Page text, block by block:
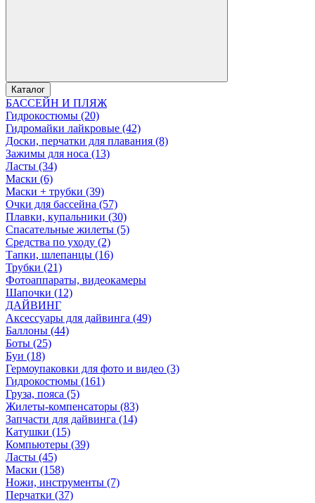
Каталог
БАССЕЙН И ПЛЯЖ
Гидрокостюмы (20)
Гидромайки лайкровые (42)
Доски, перчатки для плавания (8)
Зажимы для носа (13)
Ласты (34)
Маски (6)
Маски + трубки (39)
Очки для бассейна (57)
Плавки, купальники (30)
Спасательные жилеты (5)
Средства по уходу (2)
Тапки, шлепанцы (16)
Трубки (21)
Фотоаппараты, видеокамеры
Шапочки (12)
ДАЙВИНГ
Аксессуары для дайвинга (49)
Баллоны (44)
Боты (25)
Буи (18)
Гермоупаковки для фото и видео (3)
Гидрокостюмы (161)
Груза, пояса (5)
Жилеты-компенсаторы (83)
Запчасти для дайвинга (14)
Катушки (15)
Компьютеры (39)
Ласты (45)
Маски (158)
Ножи, инструменты (7)
Перчатки (37)